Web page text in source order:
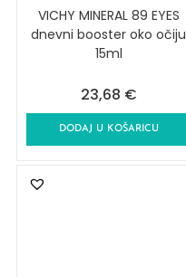
VICHY MINERAL 89 EYES
dnevni booster oko očiju
15ml
23,68 €
DODAJ U KOŠARICU